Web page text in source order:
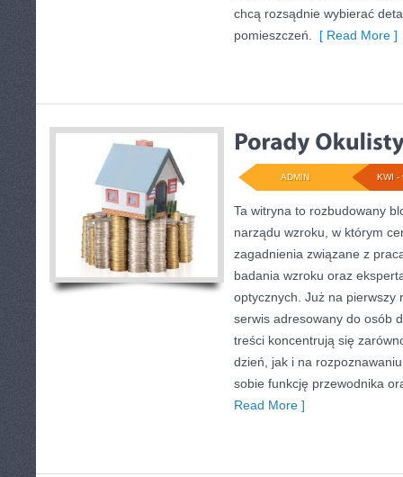
chcą rozsądnie wybierać
pomieszczeń.
[ Read More ]
KWI -
ADMIN
Ta witryna to rozbudowany
narządu wzroku, w którym
zagadnienia związane z
badania wzroku oraz
optycznych. Już na pierwszy
serwis adresowany do osób
treści koncentrują się
dzień, jak i na
sobie funkcję przewodnika
Read More ]